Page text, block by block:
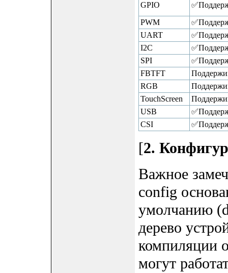
GPIO
PWM
UART
I2C
SPI
FBTFT
RGB
TouchScreen
USB
CSI
[2.
Важное
config
умолчанию
дерево
компиляции
могут